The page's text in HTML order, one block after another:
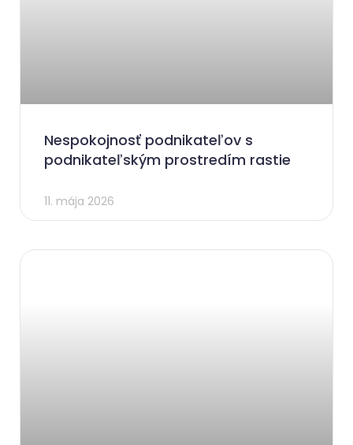
Nespokojnosť podnikateľov s
podnikateľským prostredím rastie
11. mája 2026